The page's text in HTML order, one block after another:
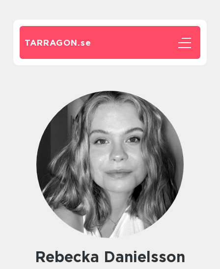
TARRAGON.se
Rebecka Danielsson